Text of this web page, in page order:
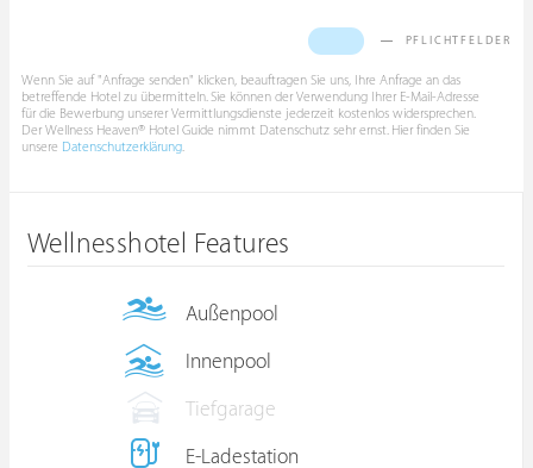
PFLICHTFELDER
Wenn Sie auf "Anfrage senden" klicken, beauftragen Sie uns, Ihre Anfrage an das
betreffende Hotel zu übermitteln. Sie können der Verwendung Ihrer E-Mail-Adresse
für die Bewerbung unserer Vermittlungsdienste jederzeit kostenlos widersprechen.
Der Wellness Heaven® Hotel Guide nimmt Datenschutz sehr ernst. Hier finden Sie
unsere Datenschutzerklärung.
Wellnesshotel Features
Außenpool
Innenpool
Tiefgarage
E-Ladestation